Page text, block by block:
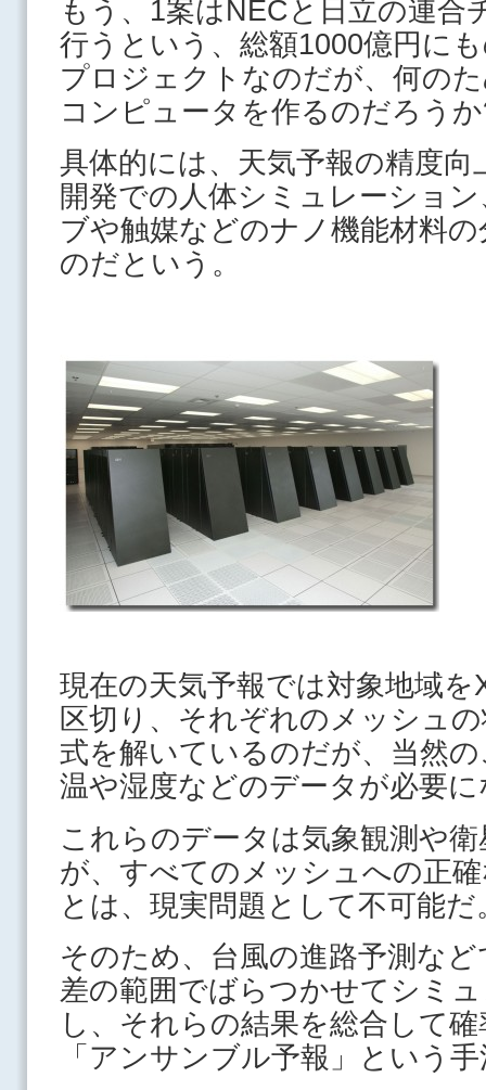
もう、1案はNECと日立の連合
行うという、総額1000億円に
プロジェクトなのだが、何の
コンピュータを作るのだろう
具体的には、天気予報の精度
開発での人体シミュレーショ
ブや触媒などのナノ機能材料
のだという。
現在の天気予報では対象地域
区切り、それぞれのメッシュ
式を解いているのだが、当然
温や湿度などのデータが必要
これらのデータは気象観測や
が、すべてのメッシュへの正
とは、現実問題として不可能だ
そのため、台風の進路予測な
差の範囲でばらつかせてシミ
し、それらの結果を総合して
「アンサンブル予報」という